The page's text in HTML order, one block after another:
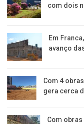
com dois
Em
avanço
Com 4
gera cerca
Com